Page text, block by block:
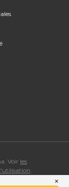
Voir les
.
×